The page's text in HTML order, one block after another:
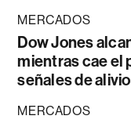
MERCADOS
Dow Jones
mientras cae el
señales de
MERCADOS